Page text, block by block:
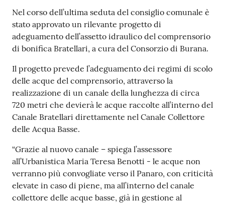
o
Sportello
telematico
Tutti
gli
argomenti...
Seguici
Contenuto
Nel corso dell’ultima seduta del consiglio comunale è
stato approvato un rilevante progetto di
adeguamento dell’assetto idraulico del comprensorio
di bonifica Bratellari, a cura del Consorzio di Burana.
Il progetto prevede l’adeguamento dei regimi di scolo
delle acque del comprensorio, attraverso la
realizzazione di un canale della lunghezza di circa
720 metri che devierà le acque raccolte all’interno del
Canale Bratellari direttamente nel Canale Collettore
delle Acqua Basse.
“Grazie al nuovo canale – spiega l’assessore
all’Urbanistica Maria Teresa Benotti - le acque non
verranno più convogliate verso il Panaro, con criticità
elevate in caso di piene, ma all’interno del canale
collettore delle acque basse, già in gestione al